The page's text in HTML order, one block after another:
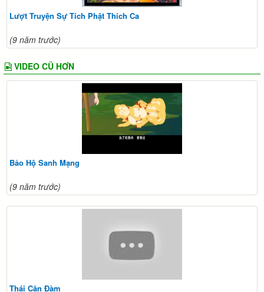
Lượt Truyện Sự Tích Phật Thích Ca
(9 năm trước)
VIDEO CŨ HƠN
Bảo Hộ Sanh Mạng
(9 năm trước)
Thái Căn Đàm